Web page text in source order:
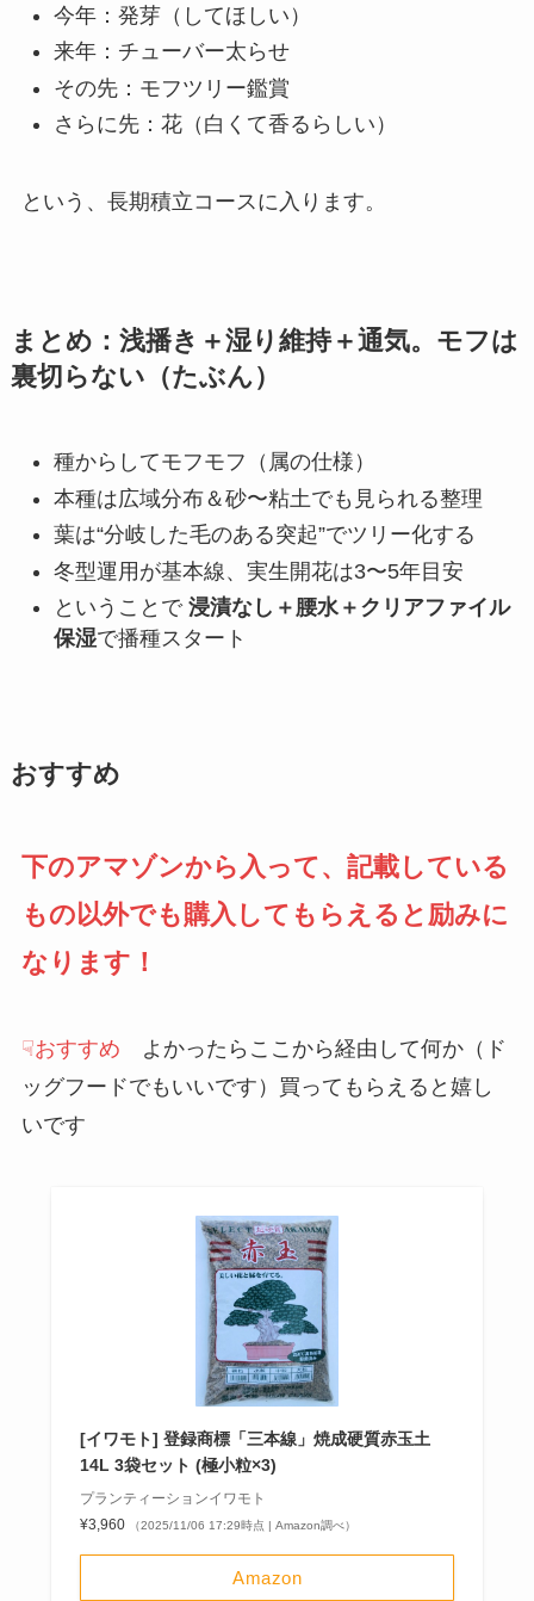
今年：発芽（してほしい）
来年：チューバー太らせ
その先：モフツリー鑑賞
さらに先：花（白くて香るらしい）
という、長期積立コースに入ります。
まとめ：浅播き＋湿り維持＋通気。モフは
裏切らない（たぶん）
種からしてモフモフ（属の仕様）
本種は広域分布＆砂〜粘土でも見られる整理
葉は“分岐した毛のある突起”でツリー化する
冬型運用が基本線、実生開花は3〜5年目安
ということで 浸漬なし＋腰水＋クリアファイル
保湿で播種スタート
おすすめ
下のアマゾンから入って、記載している
もの以外でも購入してもらえると励みに
なります！
☟おすすめ よかったらここから経由して何か（ド
ッグフードでもいいです）買ってもらえると嬉し
いです
[イワモト] 登録商標「三本線」焼成硬質赤玉土
14L 3袋セット (極小粒×3)
プランティーションイワモト
¥3,960
（2025/11/06 17:29時点 | Amazon調べ）
Amazon